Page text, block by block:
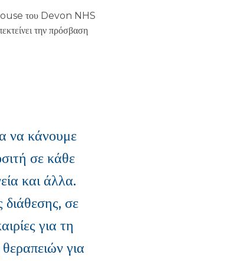
House του Devon NHS
την πρόσβαση
να κάνουμε
σε κάθε
και άλλα.
διάθεσης, σε
για τη
για